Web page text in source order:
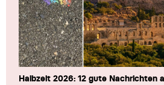
Halbzeit 2026: 12 gute Nachrichten